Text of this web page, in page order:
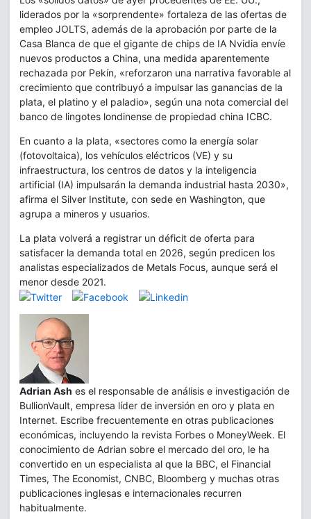
liderados por la «sorprendente» fortaleza de las ofertas de
empleo JOLTS, además de la aprobación por parte de la
Casa Blanca de que el gigante de chips de IA Nvidia envíe
nuevos productos a China, una medida aparentemente
rechazada por Pekín, «reforzaron una narrativa favorable al
crecimiento que contribuyó a impulsar las ganancias de la
plata, el platino y el paladio», según una nota comercial del
banco de lingotes londinense de propiedad china ICBC.
En cuanto a la plata, «sectores como la energía solar
(fotovoltaica), los vehículos eléctricos (VE) y su
infraestructura, los centros de datos y la inteligencia
artificial (IA) impulsarán la demanda industrial hasta 2030»,
afirma el Silver Institute, con sede en Washington, que
agrupa a mineros y usuarios.
La plata volverá a registrar un déficit de oferta para
satisfacer la demanda total en 2026, según predicen los
analistas especializados de Metals Focus, aunque será el
menor desde 2021.
Adrian Ash es el responsable de análisis e investigación de
BullionVault, empresa líder de inversión en oro y plata en
Internet. Escribe frecuentemente en otras publicaciones
económicas, incluyendo la revista Forbes o MoneyWeek. El
conocimiento de Adrian sobre el mercado del oro, le ha
convertido en un especialista al que la BBC, el Financial
Times, The Economist, CNBC, Bloomberg y muchas otras
publicaciones inglesas e internacionales recurren
habitualmente.